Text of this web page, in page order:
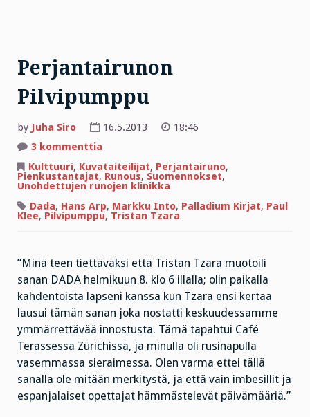
Perjantairunon
Pilvipumppu
by Juha Siro 16.5.2013
18:46
3 kommenttia
Pilvipumppu
Kulttuuri, Kuvataiteilijat, Perjantairuno,
Pienkustantajat, Runous, Suomennokset,
Unohdettujen runojen klinikka
Dada, Hans Arp, Markku Into, Palladium Kirjat, Paul
Klee, Pilvipumppu, Tristan Tzara
”Minä teen tiettäväksi että Tristan Tzara muotoili
sanan DADA helmikuun 8. klo 6 illalla; olin paikalla
kahdentoista lapseni kanssa kun Tzara ensi kertaa
lausui tämän sanan joka nostatti keskuudessamme
ymmärrettävää innostusta. Tämä tapahtui Café
Terassessa Zürichissä, ja minulla oli rusinapulla
vasemmassa sieraimessa. Olen varma ettei tällä
sanalla ole mitään merkitystä, ja että vain imbesillit ja
espanjalaiset opettajat hämmästelevät päivämääriä.”